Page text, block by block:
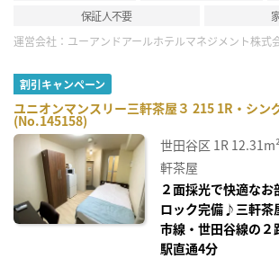
保証人不要
運営会社： ユーアンドアールホテルマネジメント株式
割引キャンペーン
ユニオンマンスリー三軒茶屋３ 215 1R・シン
(No.145158)
世田谷区 1R 12.31m²
軒茶屋
２面採光で快適な
ロック完備♪三軒茶
市線・世田谷線の
駅直通4分